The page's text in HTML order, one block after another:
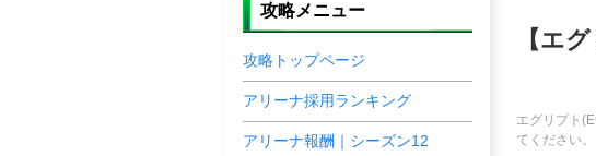
【エ
エグリプト
てください。
攻略メニュー
攻略トップページ
アリーナ採用ランキング
アリーナ報酬｜シーズン12